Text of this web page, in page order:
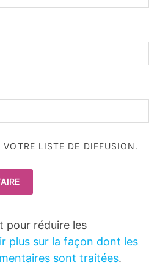
LISTE DE DIFFUSION.
pour réduire les
plus sur la façon dont les
sont traitées.